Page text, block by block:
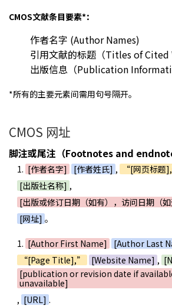
CMOS文献条目要素*：
作者名字 (Author Names)
引用文献的标题（Titles of Cited
出版信息（Publication
*所有的主要元素间需用句号隔开。
CMOS 网址
脚注或尾注（Footnotes and
1. [作者名字] [作者姓氏] , “[网页标题
[出版社名称] ,
[出版或修订日期（如有），访问日期（
[网址] 。
1. [Author First Name] [Author Last
“[Page Title],”
[Website Name] ,
[publication or revision date if
unavailable]
, [URL] .